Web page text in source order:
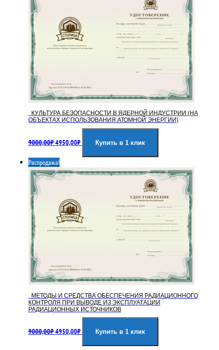
КУЛЬТУРА БЕЗОПАСНОСТИ В ЯДЕРНОЙ ИНДУСТРИИ (НА
ОБЪЕКТАХ ИСПОЛЬЗОВАНИЯ АТОМНОЙ ЭНЕРГИИ)
9000,00₽цена
9000,00₽.
4950,00₽цена:
Купить в 1 клик
Распродажа!
МЕТОДЫ И СРЕДСТВА ОБЕСПЕЧЕНИЯ РАДИАЦИОННОГО
КОНТРОЛЯ ПРИ ВЫВОДЕ ИЗ ЭКСПЛУАТАЦИИ
РАДИАЦИОННЫХ ИСТОЧНИКОВ
9000,00₽цена
4950,00₽цена:
Купить в 1 клик